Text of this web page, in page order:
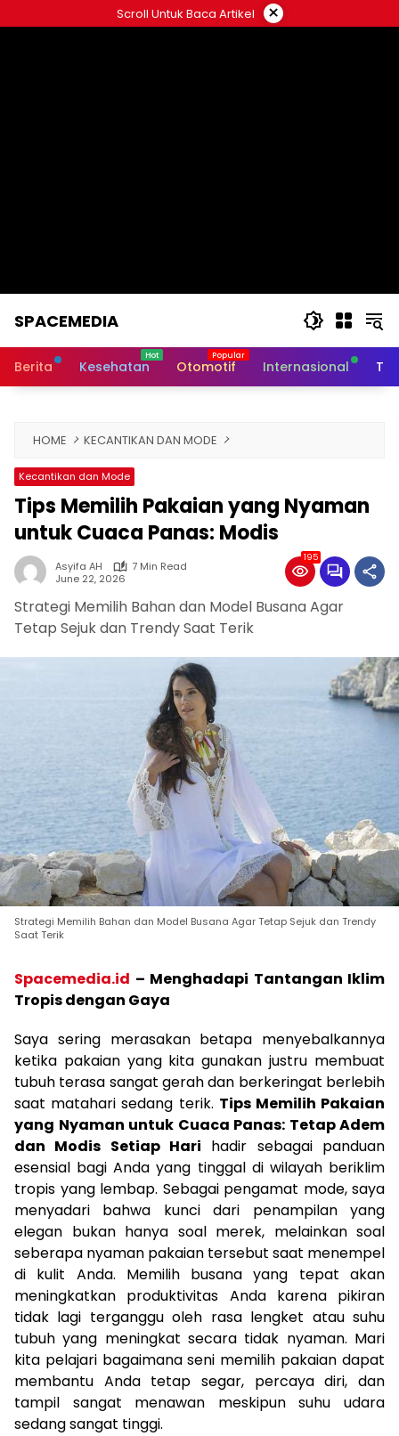
to
Scroll Untuk Baca Artikel ×
SPACEMEDIA
Berita Kesehatan Otomotif Internasional
HOME KECANTIKAN DAN MODE
Kecantikan dan Mode
Tips Memilih Pakaian yang Nyaman
untuk Cuaca Panas: Modis
Asyifa AH
7 Min Read
June 22, 2026
195
Strategi Memilih Bahan dan Model Busana Agar
Tetap Sejuk dan Trendy Saat Terik
Strategi Memilih Bahan dan Model Busana Agar Tetap Sejuk dan Trendy
Saat Terik
Spacemedia.id – Menghadapi Tantangan Iklim
Tropis dengan Gaya
Saya sering merasakan betapa menyebalkannya
ketika pakaian yang kita gunakan justru membuat
tubuh terasa sangat gerah dan berkeringat berlebih
saat matahari sedang terik. Tips Memilih Pakaian
yang Nyaman untuk Cuaca Panas: Tetap Adem
dan Modis Setiap Hari hadir sebagai panduan
esensial bagi Anda yang tinggal di wilayah beriklim
tropis yang lembap. Sebagai pengamat mode, saya
menyadari bahwa kunci dari penampilan yang
elegan bukan hanya soal merek, melainkan soal
seberapa nyaman pakaian tersebut saat menempel
di kulit Anda. Memilih busana yang tepat akan
meningkatkan produktivitas Anda karena pikiran
tidak lagi terganggu oleh rasa lengket atau suhu
tubuh yang meningkat secara tidak nyaman. Mari
kita pelajari bagaimana seni memilih pakaian dapat
membantu Anda tetap segar, percaya diri, dan
tampil sangat menawan meskipun suhu udara
sedang sangat tinggi.